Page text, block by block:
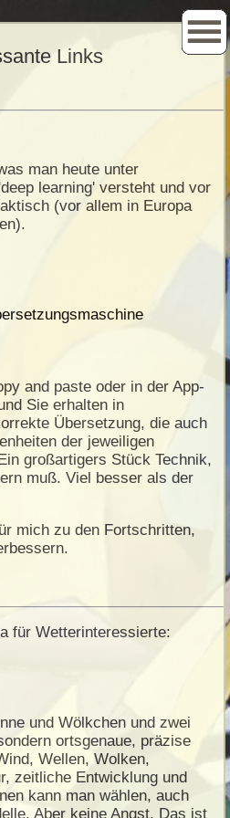
Links
man heute unter
learning' versteht und vor
(vor allem in Europa
and paste oder in der App-
Sie erhalten in
Übersetzung, die auch
der jeweiligen
großartigers Stück Technik,
muß. Viel besser als der
mich zu den Fortschritten,
für Wetterinteressierte:
und Wölkchen und zwei
ortsgenaue, präzise
Wellen, Wolken,
zeitliche Entwicklung und
kann man wählen, auch
Aber keine Angst. Das ist